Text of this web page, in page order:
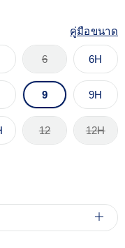
คู่มือขนาด
6 6H
9 9H
12 12H